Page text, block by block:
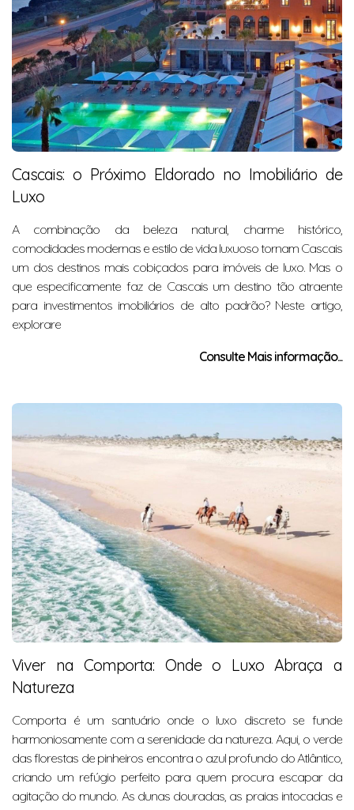
Cascais: o Próximo Eldorado no Imobiliário de
Luxo
A combinação da beleza natural, charme histórico,
comodidades modernas e estilo de vida luxuoso tornam Cascais
um dos destinos mais cobiçados para imóveis de luxo. Mas o
que especificamente faz de Cascais um destino tão atraente
para investimentos imobiliários de alto padrão? Neste artigo,
explorare
Consulte Mais informação...
Viver na Comporta: Onde o Luxo Abraça a
Natureza
Comporta é um santuário onde o luxo discreto se funde
harmoniosamente com a serenidade da natureza. Aqui, o verde
das florestas de pinheiros encontra o azul profundo do Atlântico,
criando um refúgio perfeito para quem procura escapar da
agitação do mundo. As dunas douradas, as praias intocadas e